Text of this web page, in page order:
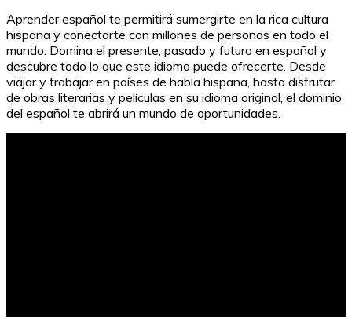
Aprender español te permitirá sumergirte en la rica cultura
hispana y conectarte con millones de personas en todo el
mundo. Domina el presente, pasado y futuro en español y
descubre todo lo que este idioma puede ofrecerte. Desde
viajar y trabajar en países de habla hispana, hasta disfrutar
de obras literarias y películas en su idioma original, el dominio
del español te abrirá un mundo de oportunidades.